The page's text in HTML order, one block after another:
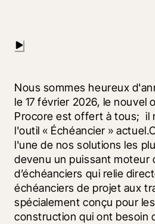
Nous sommes heureux
le 17 février 2026, le nouvel
Procore est offert à tous;  il
l'outil « Échéancier »
l'une de nos solutions les
devenu un puissant moteur
d’échéanciers qui relie
échéanciers de projet aux
spécialement conçu pour
construction qui ont besoin